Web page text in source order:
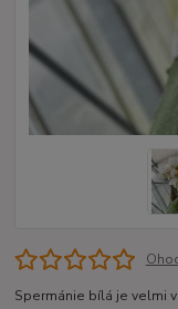
Spermánie bílá je velmi